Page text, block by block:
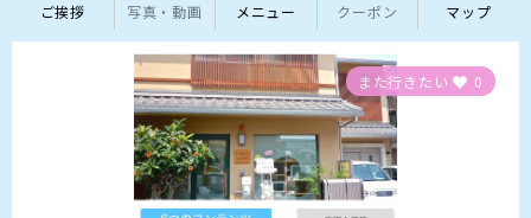
ご挨拶 写真・動画 メニュー クーポン マップ
また行きたい 0